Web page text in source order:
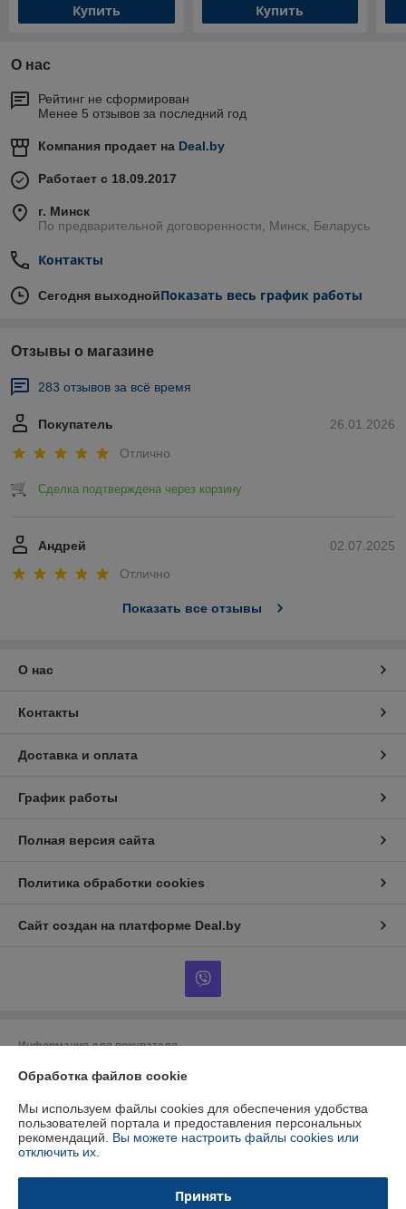
Купить Купить
О нас
Рейтинг не сформирован
Менее 5 отзывов за последний год
Компания продает на Deal.by
Работает с 18.09.2017
г. Минск
По предварительной договоренности, Минск, Беларусь
Контакты
Сегодня выходнойПоказать весь график работы
Отзывы о магазине
283 отзывов за всё время
26.01.2026
Покупатель
Отлично
Сделка подтверждена через корзину
02.07.2025
Андрей
Отлично
Показать все отзывы
О нас
Контакты
Доставка и оплата
График работы
Полная версия сайта
Политика обработки cookies
Сайт создан на платформе Deal.by
Информация для покупателя
Юридическое лицо:ООО "БУРАН-Техно"
Регистрационный номер ЕГР: 192412723
УНП: 192412723
Регистрационный орган: Минский горисполком
Дата регистрации компании: 26.01.2015
Обработка файлов cookie
Мы используем файлы cookies для обеспечения удобства
пользователей портала и предоставления персональных
рекомендаций. Вы можете настроить файлы cookies или
отключить их.
Принять